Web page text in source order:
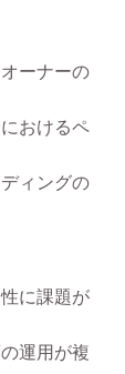
ーナーの
おけるペ
ィングの
に課題が
運用が複